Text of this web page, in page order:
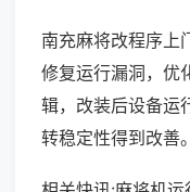
南充麻将改程序上
修复运行漏洞，优
辑，改装后设备运
转稳定性得到改善。